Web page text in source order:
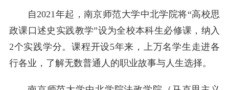
自2021年起，南京师范大学中北学院将“高校思
政课口述史实践教学”设为全校本科生必修课，纳入
2个实践学分。课程开设5年来，上万名学生走进各
行各业，了解无数普通人的职业故事与人生选择。